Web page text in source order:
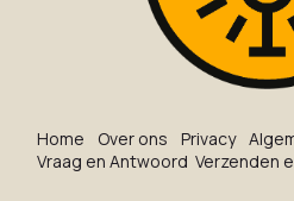
Ho​me O​ve​r on​s Privacy
Vraag en Antwoord Verzenden